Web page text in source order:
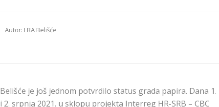
Autor: LRA Belišće
Belišće je još jednom potvrdilo status grada papira. Dana 1.
i 2. srpnja 2021. u sklopu projekta Interreg HR-SRB – CBC